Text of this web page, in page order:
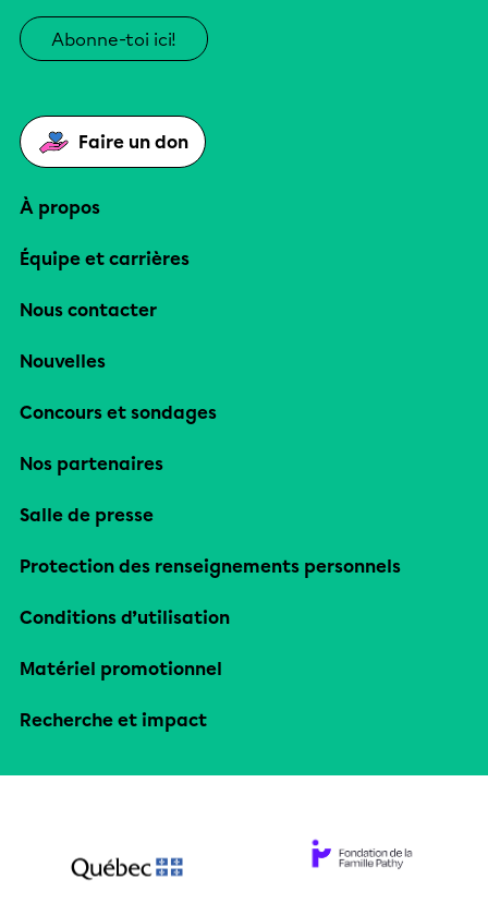
Abonne-toi ici!
Faire un don
À propos
Équipe et carrières
Nous contacter
Nouvelles
Concours et sondages
Nos partenaires
Salle de presse
Protection des renseignements personnels
Conditions d’utilisation
Matériel promotionnel
Recherche et impact